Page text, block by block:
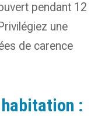
pendant 12
une
de carence
: